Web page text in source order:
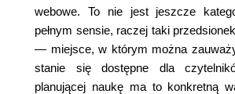
webowe. To nie jest jeszcze
pełnym sensie, raczej taki
— miejsce, w którym można
stanie się dostępne dla
planującej naukę ma to konkretną